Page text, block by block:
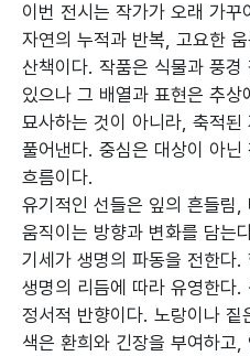
이번 전시는 작가가 오래 가
자연의 누적과 반복, 고요한
산책이다. 작품은 식물과 풍경
있으나 그 배열과 표현은 추
묘사하는 것이 아니라, 축적된
풀어낸다. 중심은 대상이 아닌
흐름이다.
유기적인 선들은 잎의 흔들림,
움직이는 방향과 변화를 담는
기세가 생명의 파동을 전한다.
생명의 리듬에 따라 유영한다
정서적 반향이다. 노랑이나
색은 환희와 긴장을 부여하고